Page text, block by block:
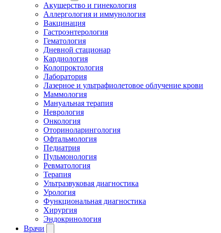
Акушерство и гинекология
Аллергология и иммунология
Вакцинация
Гастроэнтерология
Гематология
Дневной стационар
Кардиология
Колопроктология
Лаборатория
Лазерное и ультрафиолетовое облучение крови
Маммология
Мануальная терапия
Неврология
Онкология
Оториноларингология
Офтальмология
Педиатрия
Пульмонология
Ревматология
Терапия
Ультразвуковая диагностика
Урология
Функциональная диагностика
Хирургия
Эндокринология
Врачи